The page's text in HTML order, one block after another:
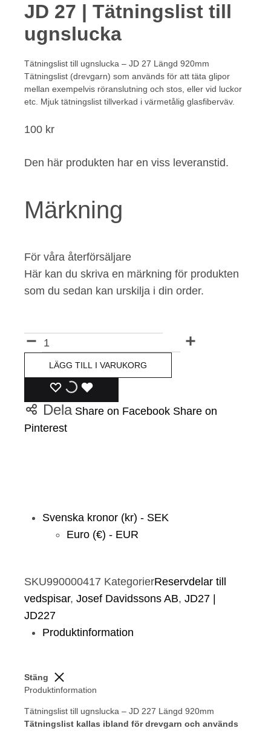
JD 27 | Tätningslist till
ugnslucka
Tätningslist till ugnslucka – JD 27 Längd 920mm
Tätningslist (drevgarn) som används för att täta glipor
mellan exempelvis röranslutning och stos, eller vid luckor
etc. Mjuk tätningslist tillverkad i värmetålig glasfiberväv.
100 kr
Den här produkten har en viss leveranstid.
Märkning
För våra återförsäljare
Här kan du skriva en märkning för produkten
som du sedan kan urskilja i din order.
Antal
LÄGG TILL I VARUKORG
LÄGG
TILL
LÄGGER
TILLTILL
Dela Share on Facebook Share on
Pinterest
Svenska kronor (kr) - SEK
Euro (€) - EUR
SKU990000417 KategorierReservdelar till
vedspisar, Josef Davidssons AB, JD27 |
JD227
Produktinformation
Stäng
Produktinformation
Tätningslist till ugnslucka – JD 227 Längd 920mm
Tätningslist kallas ibland för drevgarn och används